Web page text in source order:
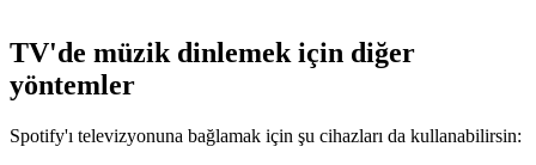
TV'de müzik dinlemek için diğer
yöntemler
Spotify'ı televizyonuna bağlamak için şu cihazları da kullanabilirsin: